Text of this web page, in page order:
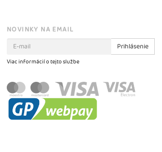
NOVINKY NA EMAIL
Prihlásenie
Viac informácií o tejto službe